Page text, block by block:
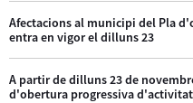
Afectacions al municipi del Pla
entra en vigor el dilluns 23
A partir de dilluns 23 de
d'obertura progressiva